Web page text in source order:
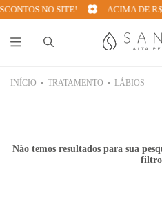
NO SITE! ACIMA DE
INÍCIO TRATAMENTO LÁBIOS
Não temos resultados para sua